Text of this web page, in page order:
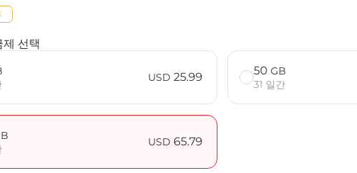
점
선택
USD 25.99 50 GB
31 일간
USD 65.79